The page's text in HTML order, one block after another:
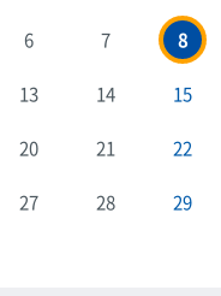
6 7 8
13 14 15
20 21 22
27 28 29